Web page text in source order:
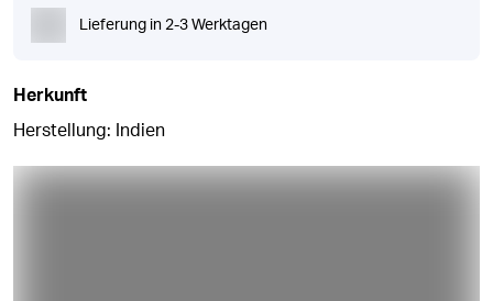
Lieferung in 2-3 Werktagen
Herkunft
Herstellung: Indien